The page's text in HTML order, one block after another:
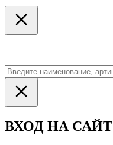
ВХОД НА САЙТ